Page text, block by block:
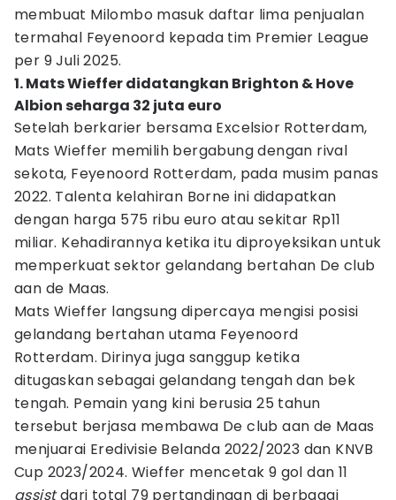
membuat Milombo masuk daftar lima penjualan
termahal Feyenoord kepada tim Premier League
per 9 Juli 2025.
1. Mats Wieffer didatangkan Brighton & Hove
Albion seharga 32 juta euro
Setelah berkarier bersama Excelsior Rotterdam,
Mats Wieffer memilih bergabung dengan rival
sekota, Feyenoord Rotterdam, pada musim panas
2022. Talenta kelahiran Borne ini didapatkan
dengan harga 575 ribu euro atau sekitar Rp11
miliar. Kehadirannya ketika itu diproyeksikan untuk
memperkuat sektor gelandang bertahan De club
aan de Maas.
Mats Wieffer langsung dipercaya mengisi posisi
gelandang bertahan utama Feyenoord
Rotterdam. Dirinya juga sanggup ketika
ditugaskan sebagai gelandang tengah dan bek
tengah. Pemain yang kini berusia 25 tahun
tersebut berjasa membawa De club aan de Maas
menjuarai Eredivisie Belanda 2022/2023 dan KNVB
Cup 2023/2024. Wieffer mencetak 9 gol dan 11
assistdari total 79 pertandingan di berbagai